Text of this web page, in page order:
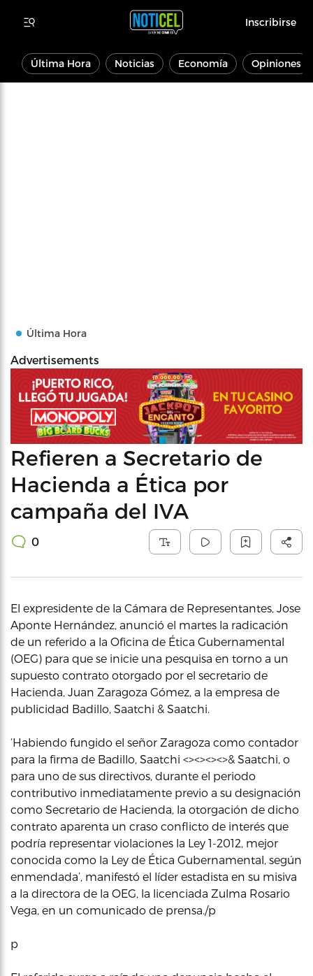
Inscribirse
Última Hora Noticias Economía Opiniones
Última Hora
Advertisements
Refieren a Secretario de
Hacienda a Ética por
campaña del IVA
0
El expresidente de la Cámara de Representantes, Jose
Aponte Hernández, anunció el martes la radicación
de un referido a la Oficina de Ética Gubernamental
(OEG) para que se inicie una pesquisa en torno a un
supuesto contrato otorgado por el secretario de
Hacienda, Juan Zaragoza Gómez, a la empresa de
publicidad Badillo, Saatchi & Saatchi.
‘Habiendo fungido el señor Zaragoza como contador
para la firma de Badillo, Saatchi <><><><>& Saatchi, o
para uno de sus directivos, durante el periodo
contributivo inmediatamente previo a su designación
como Secretario de Hacienda, la otorgación de dicho
contrato aparenta un craso conflicto de interés que
podría representar violaciones la Ley 1-2012, mejor
conocida como la Ley de Ética Gubernamental, según
enmendada’, manifestó el líder estadista en su misiva
a la directora de la OEG, la licenciada Zulma Rosario
Vega, en un comunicado de prensa./p
p